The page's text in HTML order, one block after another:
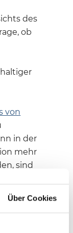
Über Cookies
des
ob
von
in der
mehr
sind